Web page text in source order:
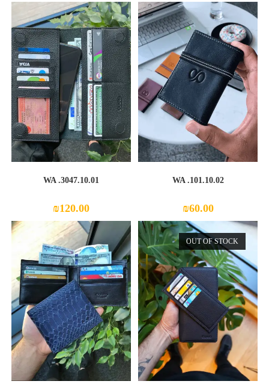
WA .101.10.02
₪60.00
WA .3047.10.01
₪120.00
OUT OF STOCK